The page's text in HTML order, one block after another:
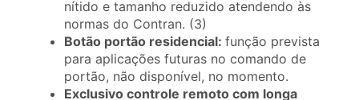
nítido e tamanho reduzido atendendo às
normas do Contran. (3)
Botão portão residencial: função prevista
para aplicações futuras no comando de
portão, não disponível, no momento.
Exclusivo controle remoto com longa